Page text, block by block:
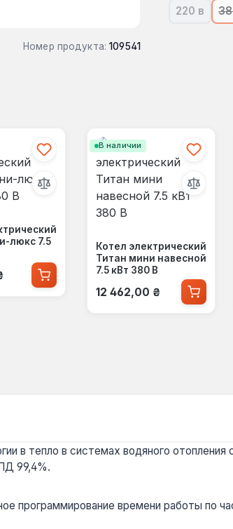
Номер продукта: 109541
220 в
(В
люкс 7.5
В наличии
Котел электрический
Титан мини навесной
7.5 кВт 380 В
Обычная цена:
12 462,00 ₴
в тепло в системах водяного
99,4%.
программирование времени работы по